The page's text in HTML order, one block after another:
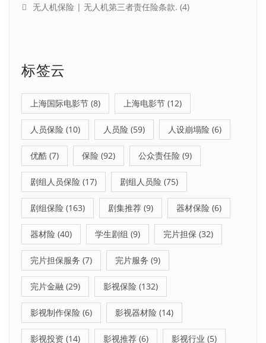
无人机保险 | 无人机第三者责任险条款. (4)
标签云
上海国际电影节 (8) 上海电影节 (12)
人员保险 (10) 人员险 (59) 人设崩塌险 (6)
优酷 (7) 保险 (92) 公众责任险 (9)
剧组人员保险 (17) 剧组人员险 (75)
剧组保险 (163) 剧集推荐 (9) 器材保险 (6)
器材险 (40) 学生剧组 (9) 完片担保 (32)
完片担保服务 (7) 完片服务 (9)
完片金融 (29) 影视保险 (132)
影视制作保险 (6) 影视器材险 (14)
影视投资 (14) 影视推荐 (6) 影视行业 (5)